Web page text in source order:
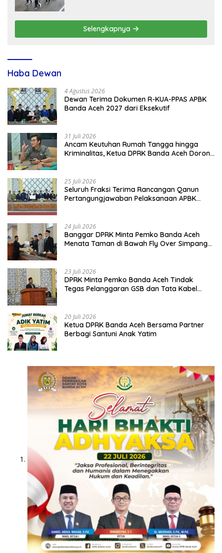
Selengkapnya
Haba Dewan
4 Agustus 2026
Dewan Terima Dokumen R-KUA-PPAS APBK
Banda Aceh 2027 dari Eksekutif
31 Juli 2026
Ancam Keutuhan Rumah Tangga hingga
Kriminalitas, Ketua DPRK Banda Aceh Dorong
25 Juli 2026
Seluruh Fraksi Terima Rancangan Qanun
Pertangungjawaban Pelaksanaan APBK
24 Juli 2026
Banggar DPRK Minta Pemko Banda Aceh
Menata Taman di Bawah Fly Over Simpang
23 Juli 2026
DPRK Minta Pemko Banda Aceh Tindak
Tegas Pelanggaran GSB dan Tata Kabel
20 Juli 2026
Ketua DPRK Banda Aceh Bersama Partner
Berbagi Santuni Anak Yatim